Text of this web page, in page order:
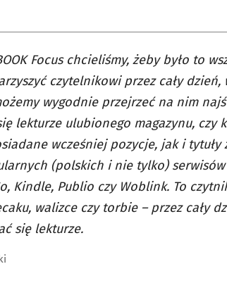
Focus chcieliśmy, żeby było to
czytelnikowi przez cały dzień,
wygodnie przejrzeć na nim
lekturze ulubionego magazynu, czy
wcześniej pozycje, jak i
(polskich i nie tylko)
Kindle, Publio czy Woblink. To
walizce czy torbie – przez cały
się lekturze.